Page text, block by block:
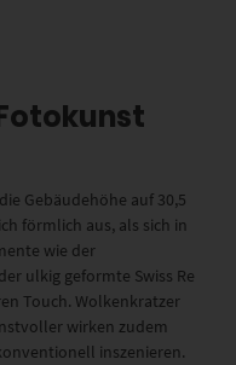
Gebäudehöhe auf 30,5
förmlich aus, als sich in
wie der
ulkig geformte Swiss Re
Touch. Wolkenkratzer
wirken zudem
inszenieren.